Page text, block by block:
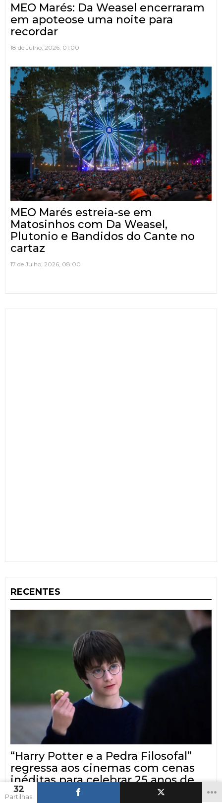
32
Partilhas
MEO Marés: Da Weasel encerraram
em apoteose uma noite para
recordar
18 de Julho, 2026, 01:00
MEO Marés estreia-se em
Matosinhos com Da Weasel,
Plutonio e Bandidos do Cante no
cartaz
17 de Julho, 2026, 08:00
RECENTES
“Harry Potter e a Pedra Filosofal”
regressa aos cinemas com cenas
inéditas para celebrar 25 anos de
magia